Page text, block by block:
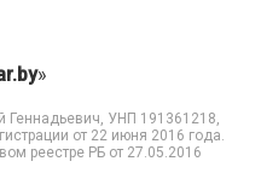
»
Геннадьевич, УНП 191361218,
от 22 июня 2016 года.
реестре РБ от 27.05.2016